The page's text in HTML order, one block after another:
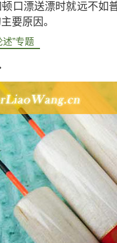
口漂送漂时就远不如
要原因。
述”专题